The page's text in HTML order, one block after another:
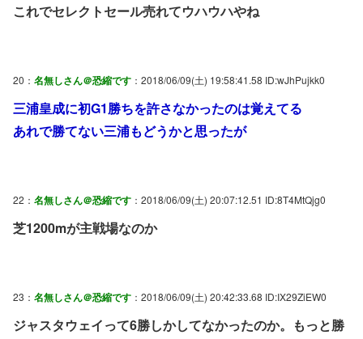
これでセレクトセール売れてウハウハやね
20： 名無しさん＠恐縮です ：2018/06/09(土) 19:58:41.58 ID:wJhPujkk0
三浦皇成に初G1勝ちを許さなかったのは覚えてる
あれで勝てない三浦もどうかと思ったが
22： 名無しさん＠恐縮です ：2018/06/09(土) 20:07:12.51 ID:8T4MtQjg0
芝1200mが主戦場なのか
23： 名無しさん＠恐縮です ：2018/06/09(土) 20:42:33.68 ID:IX29ZiEW0
ジャスタウェイって6勝しかしてなかったのか。もっと勝